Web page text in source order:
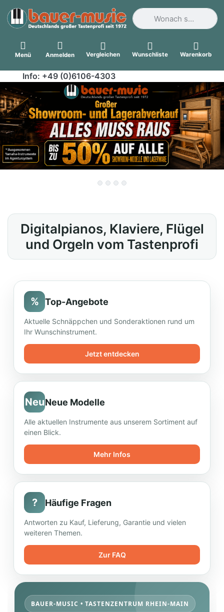
Geben Sie einen
Menü Anmelden Vergleichen Wunschliste Warenkorb
Info: +49 (0)6106-4303
Digitalpianos, Klaviere, Flügel
und Orgeln vom Tastenprofi
% Top-Angebote
Aktuelle Schnäppchen und Sonderaktionen rund um
Ihr Wunschinstrument.
Jetzt entdecken
NeuNeue Modelle
Alle aktuellen Instrumente aus unserem Sortiment auf
einen Blick.
Mehr Infos
? Häufige Fragen
Antworten zu Kauf, Lieferung, Garantie und vielen
weiteren Themen.
Zur FAQ
BAUER-MUSIC • TASTENZENTRUM RHEIN-MAIN